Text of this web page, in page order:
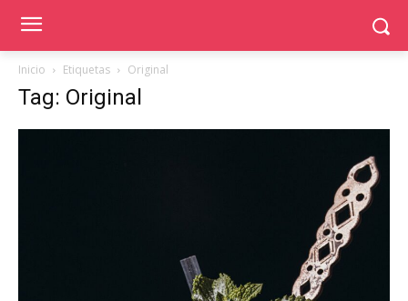
Inicio Etiquetas Original
Tag: Original